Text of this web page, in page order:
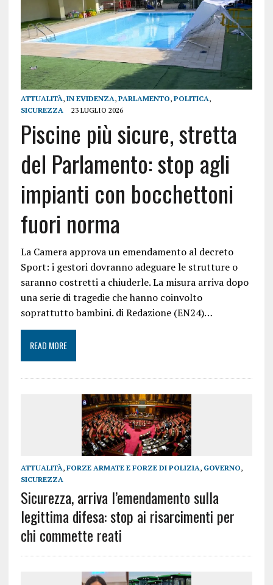
ATTUALITÀ, IN EVIDENZA, PARLAMENTO, POLITICA,
SICUREZZA
23 LUGLIO 2026
Piscine più sicure, stretta
del Parlamento: stop agli
impianti con bocchettoni
fuori norma
La Camera approva un emendamento al decreto
Sport: i gestori dovranno adeguare le strutture o
saranno costretti a chiuderle. La misura arriva dopo
una serie di tragedie che hanno coinvolto
soprattutto bambini. di Redazione (EN24)…
READ MORE
ATTUALITÀ, FORZE ARMATE E FORZE DI POLIZIA, GOVERNO,
SICUREZZA
Sicurezza, arriva l’emendamento sulla
legittima difesa: stop ai risarcimenti per
chi commette reati